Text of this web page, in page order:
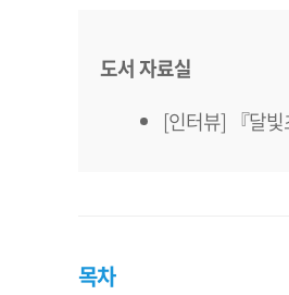
도서 자료실
[인터뷰] 『달
목차